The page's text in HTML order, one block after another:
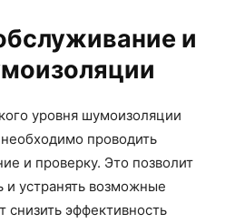
и
уровня шумоизоляции
проводить
и проверку. Это позволит
и устранять возможные
эффективность